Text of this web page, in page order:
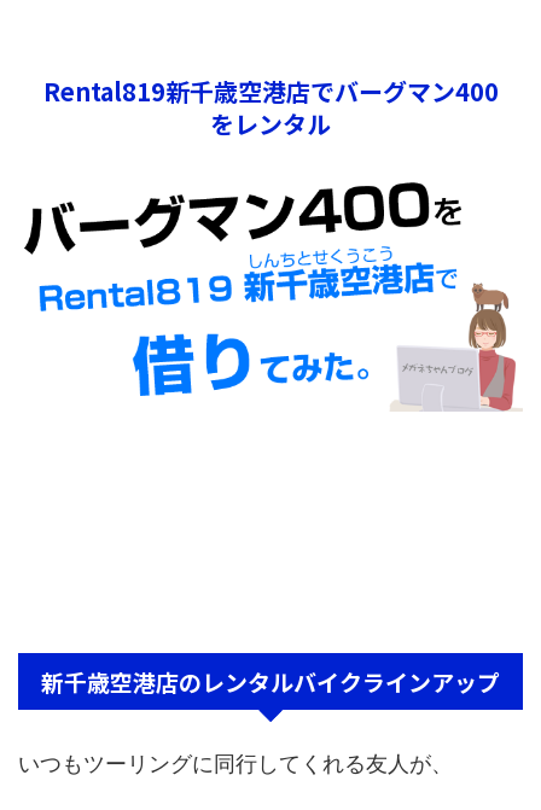
Rental819新千歳空港店でバーグマン400
をレンタル
新千歳空港店のレンタルバイクラインアップ
いつもツーリングに同行してくれる友人が、